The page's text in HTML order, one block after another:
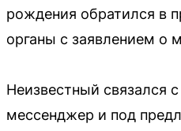
рождения обратился в
органы с заявлением о
Неизвестный связался
мессенджер и под